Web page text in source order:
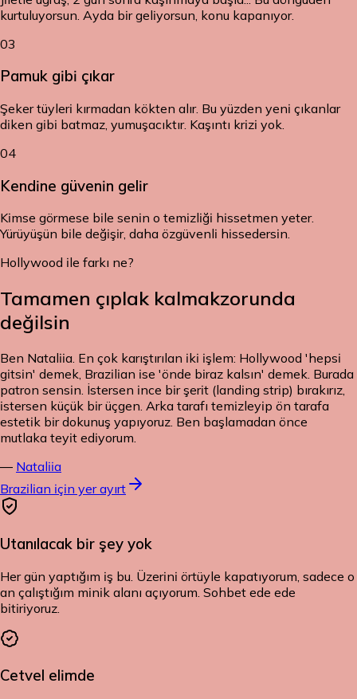
kurtuluyorsun. Ayda bir geliyorsun, konu kapanıyor.
03
Pamuk gibi çıkar
Şeker tüyleri kırmadan kökten alır. Bu yüzden yeni çıkanlar
diken gibi batmaz, yumuşacıktır. Kaşıntı krizi yok.
04
Kendine güvenin gelir
Kimse görmese bile senin o temizliği hissetmen yeter.
Yürüyüşün bile değişir, daha özgüvenli hissedersin.
Hollywood ile farkı ne?
Tamamen çıplak kalmakzorunda
değilsin
Ben Nataliia. En çok karıştırılan iki işlem: Hollywood 'hepsi
gitsin' demek, Brazilian ise 'önde biraz kalsın' demek. Burada
patron sensin. İstersen ince bir şerit (landing strip) bırakırız,
istersen küçük bir üçgen. Arka tarafı temizleyip ön tarafa
estetik bir dokunuş yapıyoruz. Ben başlamadan önce
mutlaka teyit ediyorum.
— Nataliia
Brazilian için yer ayırt
Utanılacak bir şey yok
Her gün yaptığım iş bu. Üzerini örtüyle kapatıyorum, sadece o
an çalıştığım minik alanı açıyorum. Sohbet ede ede
bitiriyoruz.
Cetvel elimde